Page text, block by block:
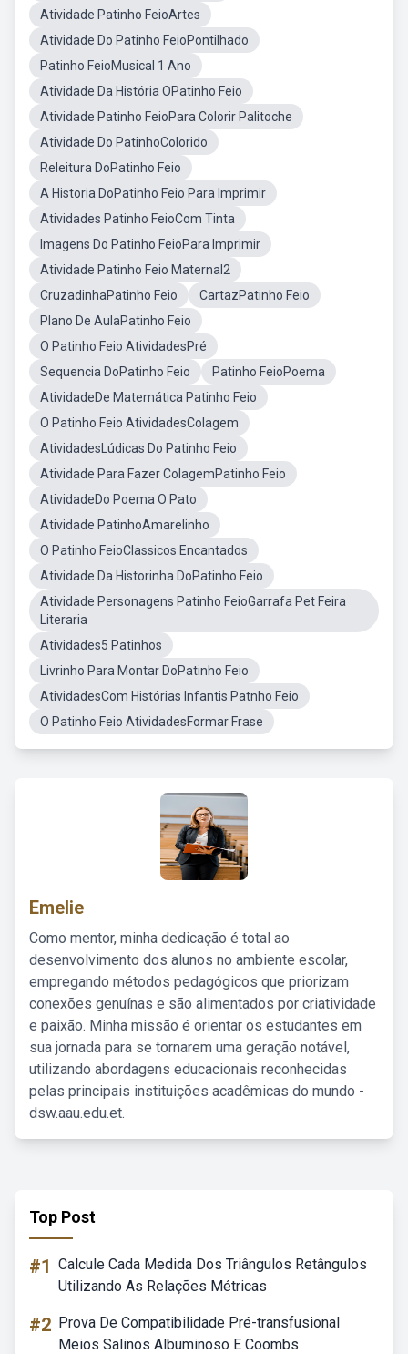
Atividade Patinho FeioArtes
Atividade Do Patinho FeioPontilhado
Patinho FeioMusical 1 Ano
Atividade Da História OPatinho Feio
Atividade Patinho FeioPara Colorir Palitoche
Atividade Do PatinhoColorido
Releitura DoPatinho Feio
A Historia DoPatinho Feio Para Imprimir
Atividades Patinho FeioCom Tinta
Imagens Do Patinho FeioPara Imprimir
Atividade Patinho Feio Maternal2
CruzadinhaPatinho Feio
CartazPatinho Feio
Plano De AulaPatinho Feio
O Patinho Feio AtividadesPré
Sequencia DoPatinho Feio
Patinho FeioPoema
AtividadeDe Matemática Patinho Feio
O Patinho Feio AtividadesColagem
AtividadesLúdicas Do Patinho Feio
Atividade Para Fazer ColagemPatinho Feio
AtividadeDo Poema O Pato
Atividade PatinhoAmarelinho
O Patinho FeioClassicos Encantados
Atividade Da Historinha DoPatinho Feio
Atividade Personagens Patinho FeioGarrafa Pet Feira
Literaria
Atividades5 Patinhos
Livrinho Para Montar DoPatinho Feio
AtividadesCom Histórias Infantis Patnho Feio
O Patinho Feio AtividadesFormar Frase
Emelie
Como mentor, minha dedicação é total ao
desenvolvimento dos alunos no ambiente escolar,
empregando métodos pedagógicos que priorizam
conexões genuínas e são alimentados por criatividade
e paixão. Minha missão é orientar os estudantes em
sua jornada para se tornarem uma geração notável,
utilizando abordagens educacionais reconhecidas
pelas principais instituições acadêmicas do mundo -
dsw.aau.edu.et.
Top Post
#1 Calcule Cada Medida Dos Triângulos Retângulos
Utilizando As Relações Métricas
#2 Prova De Compatibilidade Pré-transfusional
Meios Salinos Albuminoso E Coombs